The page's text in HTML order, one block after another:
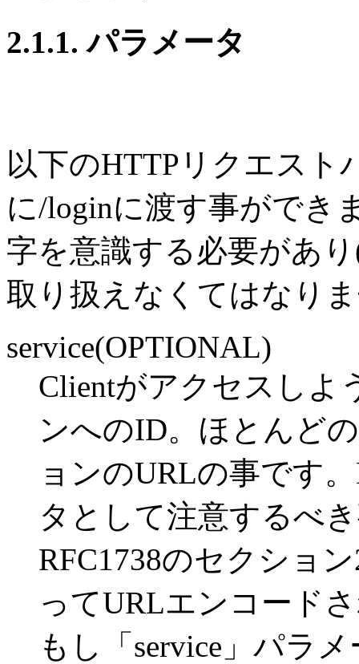
2.1.1. パラメータ
以下のHTTPリクエスト
に/loginに渡す事ができ
字を意識する必要があり
取り扱えなくてはなり
service(OPTIONAL)
Clientがアクセスしよ
ンへのID。ほとんど
ョンのURLの事です
タとして注意するべ
RFC1738のセクショ
ってURLエンコード
もし「service」パラ